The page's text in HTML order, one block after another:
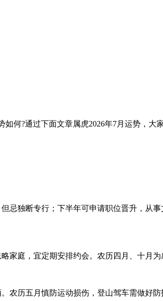
?通过下面文章属虎2026年7月运势，大
独断专行；下半年可申请职位晋升，从
庭，宜定期安排约会。农历四月、十月为
历五月慎防运动损伤，登山驾车需做好防